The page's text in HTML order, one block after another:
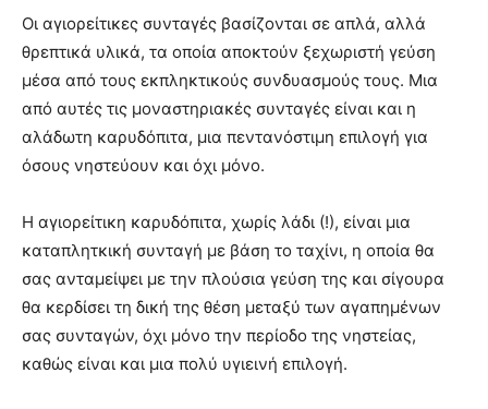
Οι αγιορείτικες συνταγές βασίζονται σε απλά, αλλά
θρεπτικά υλικά, τα οποία αποκτούν ξεχωριστή γεύση
μέσα από τους εκπληκτικούς συνδυασμούς τους. Μια
από αυτές τις μοναστηριακές συνταγές είναι και η
αλάδωτη καρυδόπιτα, μια πεντανόστιμη επιλογή για
όσους νηστεύουν και όχι μόνο.
Η αγιορείτικη καρυδόπιτα, χωρίς λάδι (!), είναι μια
καταπλητκική συνταγή με βάση το ταχίνι, η οποία θα
σας ανταμείψει με την πλούσια γεύση της και σίγουρα
θα κερδίσει τη δική της θέση μεταξύ των αγαπημένων
σας συνταγών, όχι μόνο την περίοδο της νηστείας,
καθώς είναι και μια πολύ υγιεινή επιλογή.